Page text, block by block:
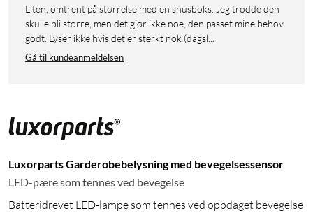
Liten, omtrent på størrelse med en snusboks. Jeg trodde den
skulle bli større, men det gjør ikke noe, den passet mine behov
godt. Lyser ikke hvis det er sterkt nok (dagsl...
Gå til kundeanmeldelsen
Luxorparts Garderobebelysning med bevegelsessensor
LED-pære som tennes ved bevegelse
Batteridrevet LED-lampe som tennes ved oppdaget bevegelse